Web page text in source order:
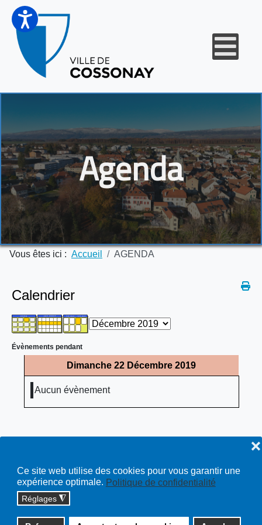
Ce site web utilise des cookies pour vous garantir une
expérience optimale. Politique de confidentialité
Réglages ◮
❌
Agenda
Vous êtes ici : Accueil AGENDA
Calendrier
Évènements pendant
Dimanche 22 Décembre 2019
Aucun évènement
Copyright © 2026 cossonay.ch - tous droits réservés | site :